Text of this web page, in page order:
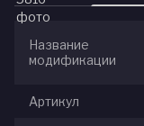
Название
модификации
Артикул